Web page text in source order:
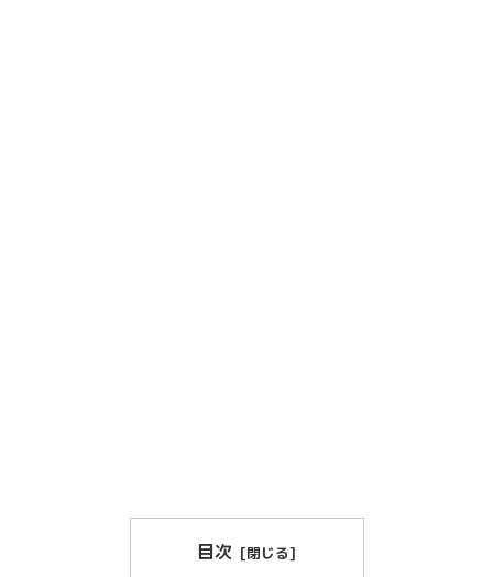
目次